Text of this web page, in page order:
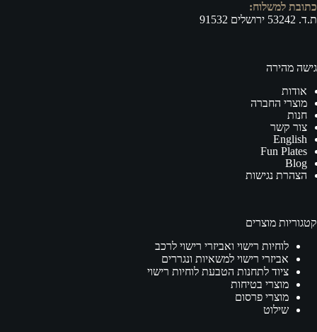
כתובת למשלוח:
ת.ד. 53242 ירושלים 91532
גישה מהירה
אודות
מוצרי החברה
חנות
צור קשר
English
Fun Plates
Blog
הצהרת נגישות
קטגוריות מוצרים
לוחיות רישוי ואביזרי רישוי לרכב
אביזרי רישוי למשאיות ונגררים
ציוד לתחנות הטבעת לוחיות רישוי
מוצרי בטיחות
מוצרי פרסום
שילוט